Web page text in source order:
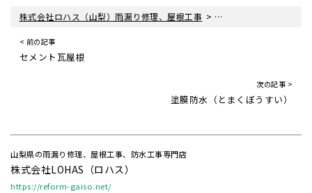
株式会社ロハス（山梨）雨漏り修理、屋根工事 > 陸屋根（ろくやね・り
< 前の記事
セメント瓦屋根
次の記事 >
塗膜防水（とまくぼうすい）
山梨県の雨漏り修理、屋根工事、防水工事専門店
株式会社LOHAS（ロハス）
https://reform-gaiso.net/